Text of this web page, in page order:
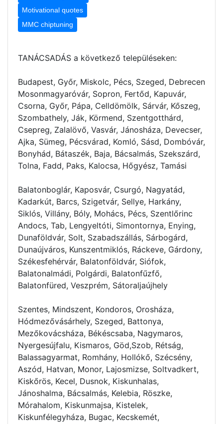
Motivational quotes
MMC chiptuning
TANÁCSADÁS a következő településeken:
Budapest, Győr, Miskolc, Pécs, Szeged, Debrecen
Mosonmagyaróvár, Sopron, Fertőd, Kapuvár,
Csorna, Győr, Pápa, Celldömölk, Sárvár, Kőszeg,
Szombathely, Ják, Körmend, Szentgotthárd,
Csepreg, Zalalövő, Vasvár, Jánosháza, Devecser,
Ajka, Sümeg, Pécsvárad, Komló, Sásd, Dombóvár,
Bonyhád, Bátaszék, Baja, Bácsalmás, Szekszárd,
Tolna, Fadd, Paks, Kalocsa, Hőgyész, Tamási
Balatonboglár, Kaposvár, Csurgó, Nagyatád,
Kadarkút, Barcs, Szigetvár, Sellye, Harkány,
Siklós, Villány, Bóly, Mohács, Pécs, Szentlőrinc
Andocs, Tab, Lengyeltóti, Simontornya, Enying,
Dunaföldvár, Solt, Szabadszállás, Sárbogárd,
Dunaújváros, Kunszentmiklós, Ráckeve, Gárdony,
Székesfehérvár, Balatonföldvár, Siófok,
Balatonalmádi, Polgárdi, Balatonfűzfő,
Balatonfüred, Veszprém, Sátoraljaújhely
Szentes, Mindszent, Kondoros, Orosháza,
Hódmezővásárhely, Szeged, Battonya,
Mezőkovácsháza, Békéscsaba, Nagymaros,
Nyergesújfalu, Kismaros, Göd,Szob, Rétság,
Balassagyarmat, Romhány, Hollókő, Szécsény,
Aszód, Hatvan, Monor, Lajosmizse, Soltvadkert,
Kiskőrös, Kecel, Dusnok, Kiskunhalas,
Jánoshalma, Bácsalmás, Kelebia, Röszke,
Mórahalom, Kiskunmajsa, Kistelek,
Kiskunfélegyháza, Bugac, Kecskemét,